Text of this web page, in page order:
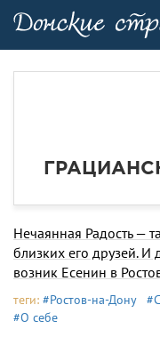
Нечаянная Радость —
близких его друзей.
возник Есенин в
теги: #Ростов-на-Дону
#О себе